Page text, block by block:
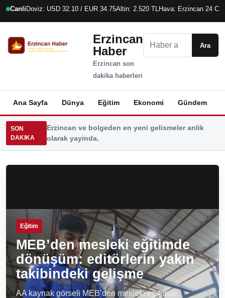
Canli Doviz: USD 32.10 / EUR 34.75Altin: 2.520 TLHava: Erzincan 24 C
Erzincan
Haber
Erzincan son
dakika haberleri
Ara
Ana Sayfa Dünya Eğitim Ekonomi Gündem
SON
DAKIKA
Erzincan ve bolgeden en yeni gelismeler anlik
olarak yayinda.
Eğitim
MEB’den mesleki eğitimde
dönüşüm: editörlerin yakın
takibindeki gelişme
AA kaynak görseli MEB’den mesleki eğitimde